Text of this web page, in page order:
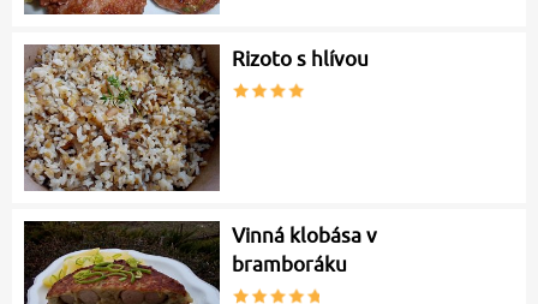
Rizoto s hlívou
Vinná klobása v
bramboráku